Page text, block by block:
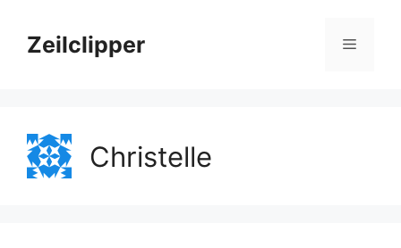
contenuZeilclipper Menu
Christelle